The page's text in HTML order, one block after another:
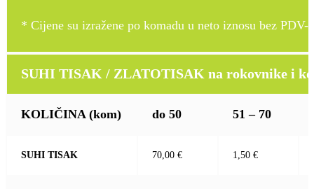
* Cijene su izražene po komadu u neto iznosu bez PDV-
SUHI TISAK / ZLATOTISAK na rokovnike i
KOLIČINA (kom) do 50 51 – 70
SUHI TISAK 70,00 € 1,50 €